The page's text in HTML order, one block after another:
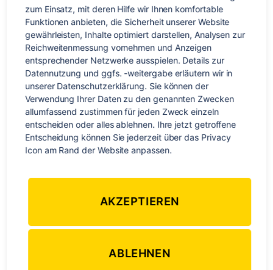
zusammen:
Weihnachten und
Sommerferien. Neben
all‘ den Touristen und
Backpackern machen
zur Zeit also auch die
Neuseeländer selbst
Urlaub in ihrem
wunderschönen Land und genießen ein paar Tage Auszeit
vom Alltag.
allem über die Weihnachtstage und bis ins neue Jahr
verstärkt Personal im Verkauf und in der Gastronomie
Stundenlohn gezahlt. Bestimmt ist dies die beste Option für
alle, die keinen zu großen Wert aufs Weihnachtenfeiern
legen und ihre Reisekasse etwas aufbessern wollen.
zum Einsatz, mit deren Hilfe wir Ihnen komfortable
Funktionen anbieten, die Sicherheit unserer Website
gewährleisten, Inhalte optimiert darstellen, Analysen zur
Reichweitenmessung vornehmen und Anzeigen
entsprechender Netzwerke ausspielen. Details zur
Datennutzung und ggfs. -weitergabe erläutern wir in
unserer Datenschutzerklärung. Sie können der
Verwendung Ihrer Daten zu den genannten Zwecken
allumfassend zustimmen für jeden Zweck einzeln
entscheiden oder alles ablehnen. Ihre jetzt getroffene
Entscheidung können Sie jederzeit über das Privacy
Icon am Rand der Website anpassen.
AKZEPTIEREN
ABLEHNEN